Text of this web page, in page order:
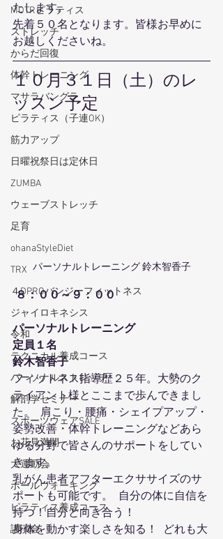
MOTRピラティス
ストレッチ
からだ回復
体幹トレーニング
マサラバングラ
ピラティス（子連OK）
筋力アップ
日曜祝祭日は定休日
ZUMBA
ウェーブストレッチ
足育
ohanaStyleDiet
TRX
４DPROバンジーフィットネス
ジャイロキネシス
令和
テクニカル養成コース
パーソナルストレッチ
解剖学セミナー
スポーツウェアSALE
お花見満開
大運動会
ポールウォーキング
ピラティス養成コース
講演会
たします。
先着５０名となります。皆様お早めに
お越しくださいね。
１０月３１日（土）のレ
ッスン予定
パーソナルトレーニング 鈴木智香子
８：００～９：００
パーソナルトレーニング
定員１名
鈴木智香子
フィットネス指導歴２５年。大勢のク
ライアント様とここまで歩んできまし
た。  肩こり・腰痛・シェイプアップ・
姿勢改善・体幹トレーニングなどあら
ゆる分野で皆さんのサポートをしてい
きます。
乳がん患者アフターエクササイズのサ
ポートも可能です。  自分の体に自信を
持つ！自分と向き合う！
身体を動かす楽しさを知る！  どれも大